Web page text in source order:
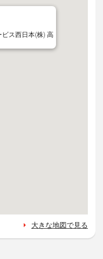
ス西日本(株) 高
大きな地図で見る